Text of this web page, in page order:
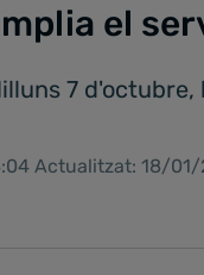
el
7 d'octubre,
Actualitzat: 18/01/